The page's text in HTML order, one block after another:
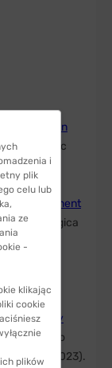
An
Ophthalmic
of 3D
measurement
objawy
po
20.09.2023).
i
plik
celu lub
ze
-
klikając
cookie
plików